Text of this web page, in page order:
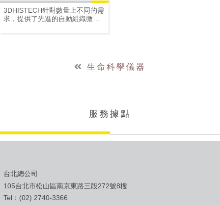
儀
3DHISTECH針對數量上不同的需
求，提供了先進的自動組織微陣
生命科學儀器
服務據點
台北總公司
105台北市松山區南京東路三段272號8樓
Tel：(02) 2740-3366